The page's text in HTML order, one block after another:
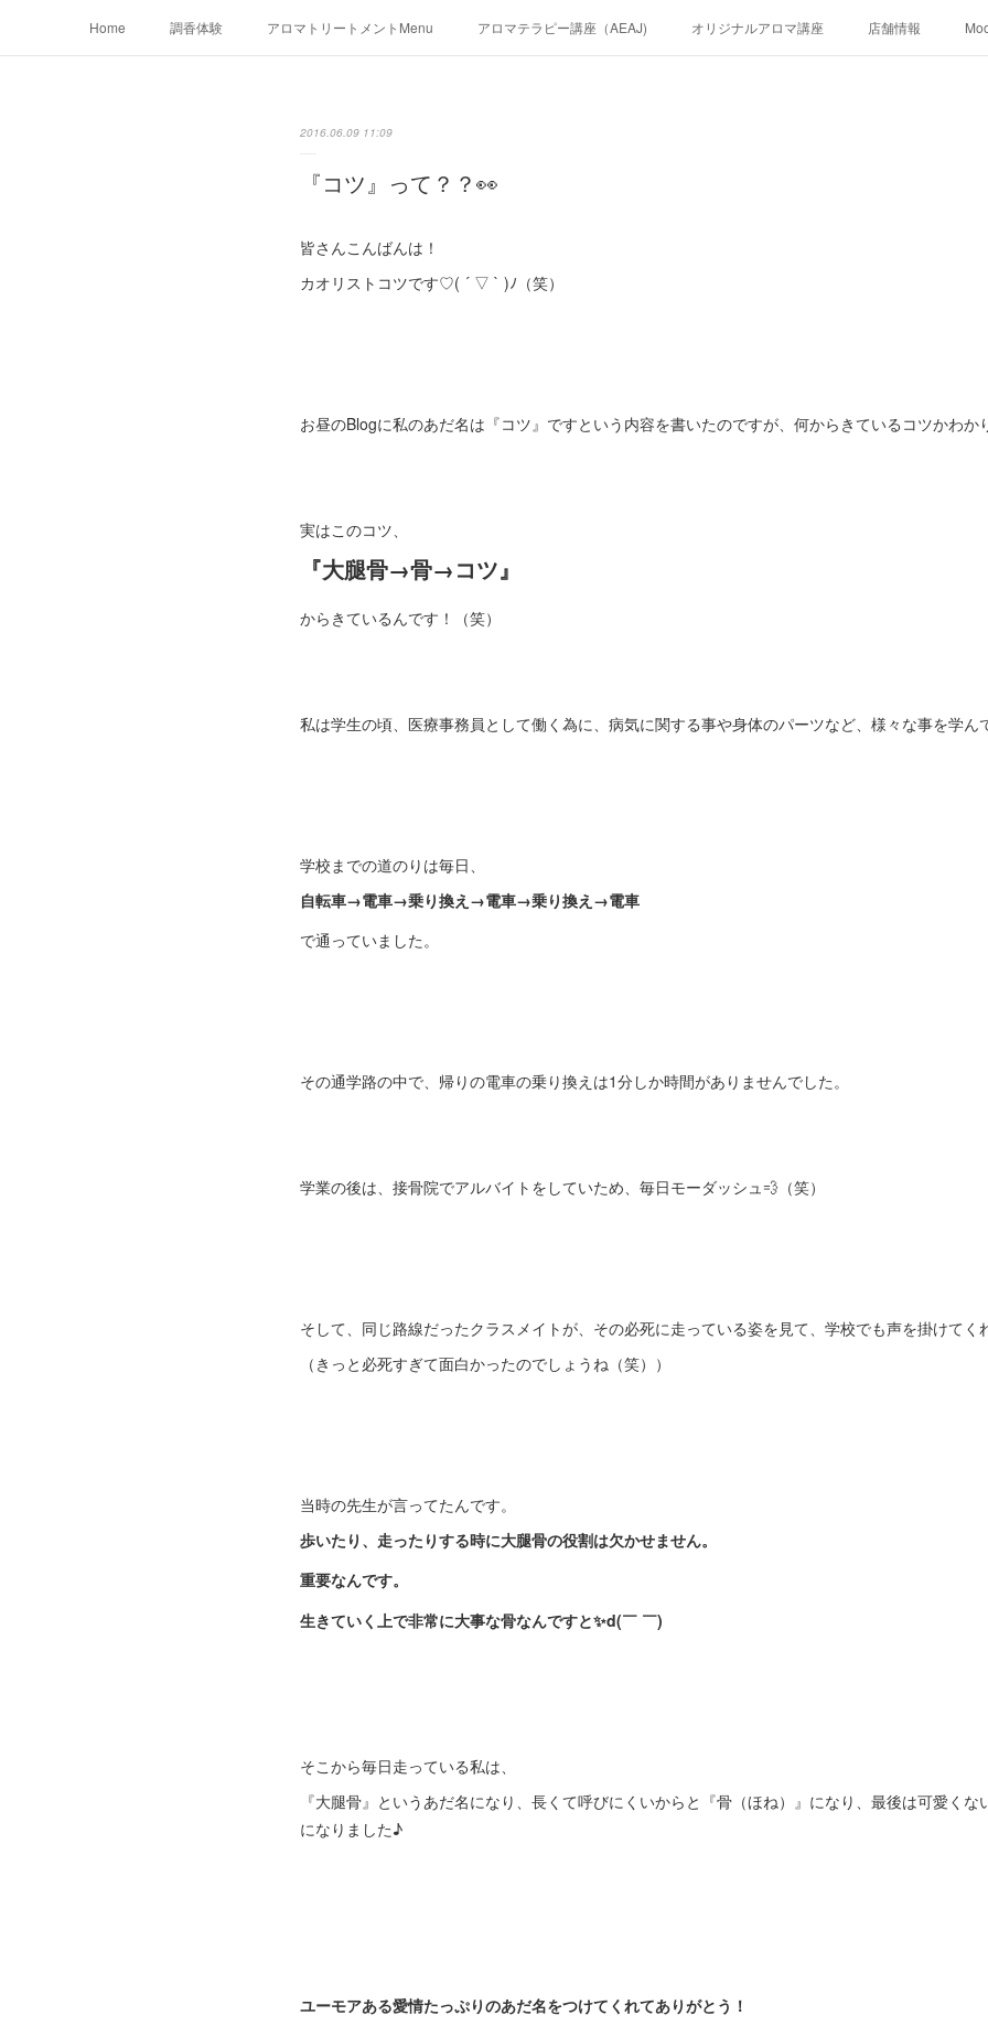
Home 調香体験 アロマトリートメントMenu アロマテラピー講座（AEAJ) オリジナルアロマ講座 店舗情報
2016.06.09 11:09
『コツ』って？？👀
皆さんこんばんは！
カオリストコツです♡( ´ ▽ ` )ﾉ（笑）
お昼のBlogに私のあだ名は『コツ』ですという内容を書いたのですが、何からきているコツかわか
実はこのコツ、
『大腿骨→骨→コツ』
からきているんです！（笑）
私は学生の頃、医療事務員として働く為に、病気に関する事や身体のパーツなど、様々な事を学ん
学校までの道のりは毎日、
自転車→電車→乗り換え→電車→乗り換え→電車
で通っていました。
その通学路の中で、帰りの電車の乗り換えは1分しか時間がありませんでした。
学業の後は、接骨院でアルバイトをしていため、毎日モーダッシュ💨（笑）
そして、同じ路線だったクラスメイトが、その必死に走っている姿を見て、学校でも声を掛けてく
（きっと必死すぎて面白かったのでしょうね（笑））
当時の先生が言ってたんです。
歩いたり、走ったりする時に大腿骨の役割は欠かせません。
重要なんです。
生きていく上で非常に大事な骨なんですと✨d(￣ ￣)
そこから毎日走っている私は、
『大腿骨』というあだ名になり、長くて呼びにくいからと『骨（ほね）』になり、最後は可愛くな
になりました♪
ユーモアある愛情たっぷりのあだ名をつけてくれてありがとう！